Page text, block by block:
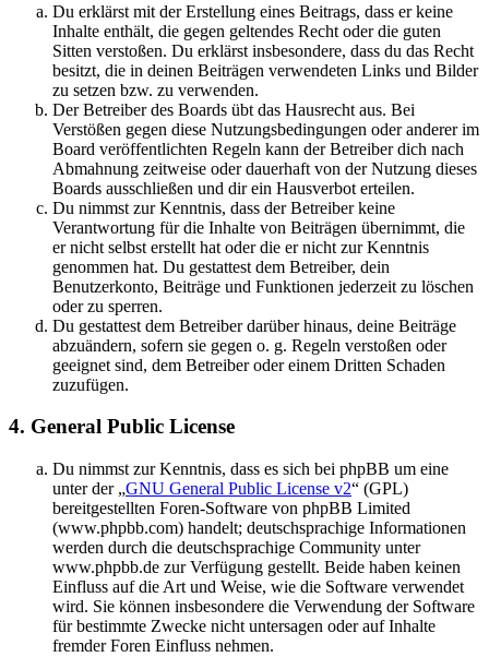
Du erklärst mit der Erstellung eines Beitrags, dass er keine
Inhalte enthält, die gegen geltendes Recht oder die guten
Sitten verstoßen. Du erklärst insbesondere, dass du das Recht
besitzt, die in deinen Beiträgen verwendeten Links und Bilder
zu setzen bzw. zu verwenden.
Der Betreiber des Boards übt das Hausrecht aus. Bei
Verstößen gegen diese Nutzungsbedingungen oder anderer im
Board veröffentlichten Regeln kann der Betreiber dich nach
Abmahnung zeitweise oder dauerhaft von der Nutzung dieses
Boards ausschließen und dir ein Hausverbot erteilen.
Du nimmst zur Kenntnis, dass der Betreiber keine
Verantwortung für die Inhalte von Beiträgen übernimmt, die
er nicht selbst erstellt hat oder die er nicht zur Kenntnis
genommen hat. Du gestattest dem Betreiber, dein
Benutzerkonto, Beiträge und Funktionen jederzeit zu löschen
oder zu sperren.
Du gestattest dem Betreiber darüber hinaus, deine Beiträge
abzuändern, sofern sie gegen o. g. Regeln verstoßen oder
geeignet sind, dem Betreiber oder einem Dritten Schaden
zuzufügen.
4. General Public License
Du nimmst zur Kenntnis, dass es sich bei phpBB um eine
unter der „GNU General Public License v2“ (GPL)
bereitgestellten Foren-Software von phpBB Limited
(www.phpbb.com) handelt; deutschsprachige Informationen
werden durch die deutschsprachige Community unter
www.phpbb.de zur Verfügung gestellt. Beide haben keinen
Einfluss auf die Art und Weise, wie die Software verwendet
wird. Sie können insbesondere die Verwendung der Software
für bestimmte Zwecke nicht untersagen oder auf Inhalte
fremder Foren Einfluss nehmen.